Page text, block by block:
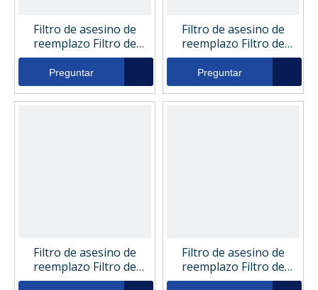
Filtro de asesino de
reemplazo Filtro de
retorno hidráulico 106-
2583
Preguntar
Filtro de asesino de
reemplazo Filtro de
retorno hidráulico 111-
9825
Preguntar
Filtro de asesino de
reemplazo Filtro de
retorno hidráulico 100-
Filtro de asesino de
reemplazo Filtro de
retorno hidráulico 100-